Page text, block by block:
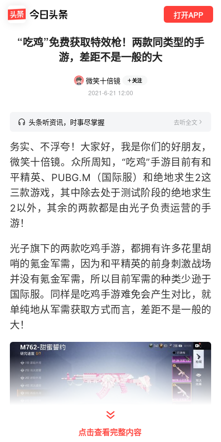
打开APP
“吃鸡”免费获取特效枪！两款同类型的手
游，差距不是一般的大
微笑十倍镜 关注
2021-6-21 12:00
头条听资讯，时事尽掌握 去听全文
务实、不浮夸！大家好，我是你们的好朋友，
微笑十倍镜。众所周知，“吃鸡”手游目前有和
平精英、PUBG.M（国际服）和绝地求生2这
三款游戏，其中除去处于测试阶段的绝地求生
2以外，其余的两款都是由光子负责运营的手
游！
光子旗下的两款吃鸡手游，都拥有许多花里胡
哨的氪金军需，因为和平精英的前身刺激战场
并没有氪金军需，所以目前军需的种类少逊于
国际服。同样是吃鸡手游难免会产生对比，就
单纯地从军需获取方式而言，差距不是一般的
大！
点击查看完整内容